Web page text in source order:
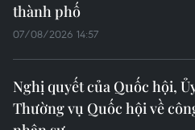
thành phố
07/08/2026 14:57
Nghị quyết của Quốc hội,
Thường vụ Quốc hội về